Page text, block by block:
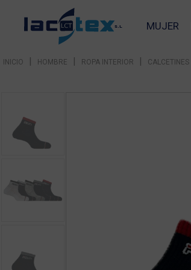
MUJER
INICIO | HOMBRE | ROPA INTERIOR | CALCETINES